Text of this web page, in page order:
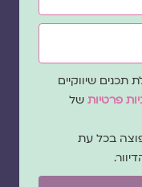
שיווקיים
פרטיותשל
בכל עת